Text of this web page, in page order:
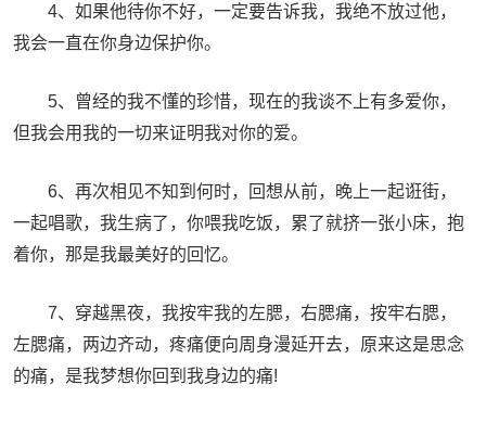
4、如果他待你不好，一定要告诉我，我绝不放过他，
我会一直在你身边保护你。
5、曾经的我不懂的珍惜，现在的我谈不上有多爱你，
但我会用我的一切来证明我对你的爱。
6、再次相见不知到何时，回想从前，晚上一起诳街，
一起唱歌，我生病了，你喂我吃饭，累了就挤一张小床，抱
着你，那是我最美好的回忆。
7、穿越黑夜，我按牢我的左腮，右腮痛，按牢右腮，
左腮痛，两边齐动，疼痛便向周身漫延开去，原来这是思念
的痛，是我梦想你回到我身边的痛!